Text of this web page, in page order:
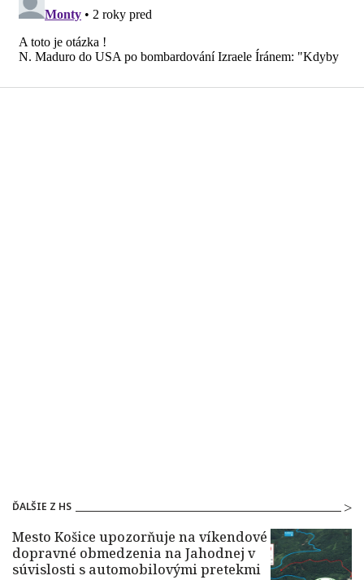
ĎALŠIE Z HS
Mesto Košice upozorňuje na víkendové
dopravné obmedzenia na Jahodnej v
súvislosti s automobilovými pretekmi